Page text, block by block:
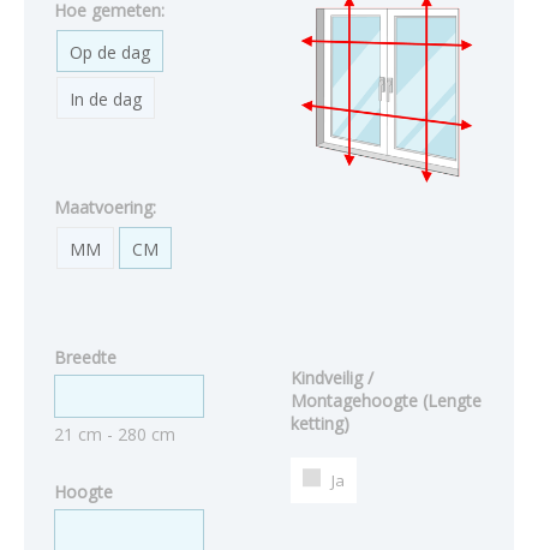
Hoe gemeten:
Op de dag
In de dag
Maatvoering:
MM
CM
Breedte
21 cm - 280 cm
Hoogte
Kindveilig /
Montagehoogte (Lengte
ketting)
Ja